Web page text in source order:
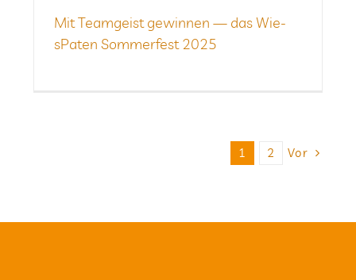
Mit Team­geist gewin­nen — das Wie­
sPa­ten Som­mer­fest 2025
1 2 Vor